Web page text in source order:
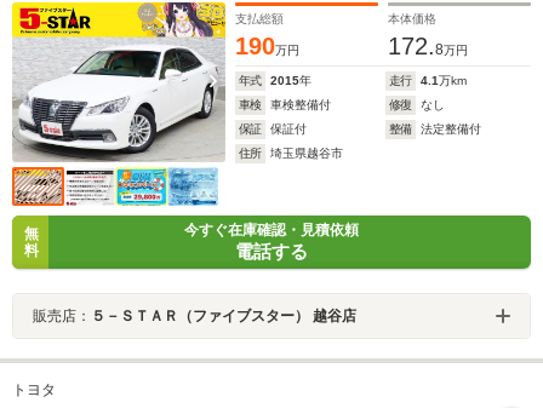
ト/純正AW
支払総額
190万円
本体価格
172.8万円
年式 2015年 走行 4.1万km
車検
車検整備付 修復
なし
保証
保証付 整備
法定整備付
住所
埼玉県越谷市
無
料
今すぐ在庫確認・見積依頼
電話する
販売店： ５－ＳＴＡＲ（ファイブスター） 越谷店
トヨタ